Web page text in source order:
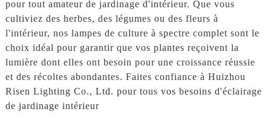
pour tout amateur de jardinage d'intérieur. Que vous
cultiviez des herbes, des légumes ou des fleurs à
l'intérieur, nos lampes de culture à spectre complet sont le
choix idéal pour garantir que vos plantes reçoivent la
lumière dont elles ont besoin pour une croissance réussie
et des récoltes abondantes. Faites confiance à Huizhou
Risen Lighting Co., Ltd. pour tous vos besoins d'éclairage
de jardinage intérieur